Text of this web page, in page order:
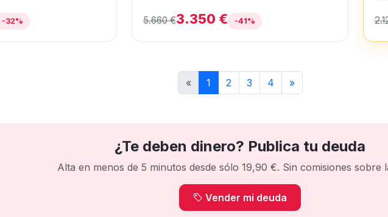
-32% 5.660 €3.350 € -41%
« 1 2 3 4 »
¿Te deben dinero? Publica tu deuda
Alta en menos de 5 minutos desde sólo 19,90 €. Sin comisiones sobre
Vender mi deuda